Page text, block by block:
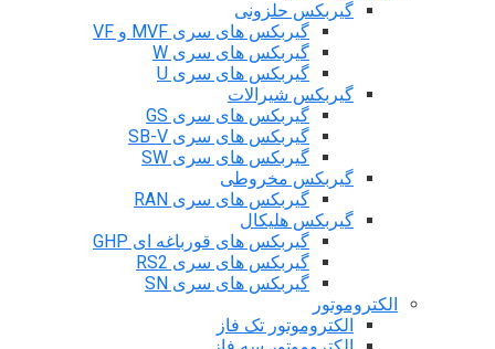
گیربکس حلزونی
گیربکس های سری MVF و VF
گیربکس های سری W
گیربکس های سری U
گیربکس شیرالات
گیربکس های سری GS
گیربکس های سری SB-V
گیربکس های سری SW
گیربکس مخروطی
گیربکس های سری RAN
گیربکس هلیکال
گیربکس های قورباغه ای GHP
گیربکس های سری RS2
گیربکس های سری SN
الکتروموتور
الکتروموتور تک فاز